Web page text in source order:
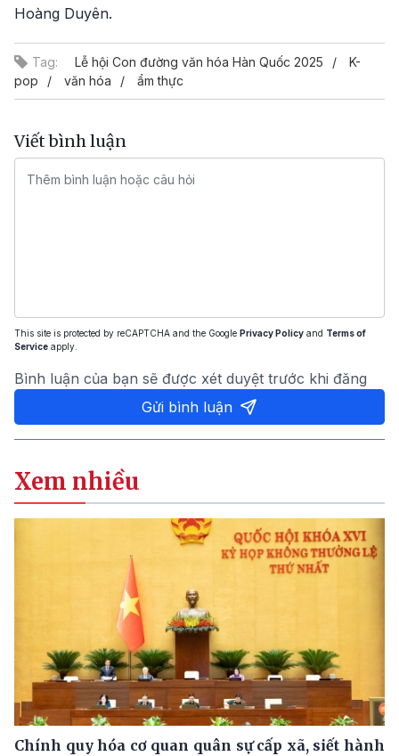
Hoàng Duyên.
Tag: Lễ hội Con đường văn hóa Hàn Quốc 2025
K-
pop
văn hóa ẩm thực
Viết bình luận
This site is protected by reCAPTCHA and the Google Privacy Policy and Terms of
Service apply.
Bình luận của bạn sẽ được xét duyệt trước khi đăng
Gửi bình luận
Xem nhiều
Chính quy hóa cơ quan quân sự cấp xã, siết hành